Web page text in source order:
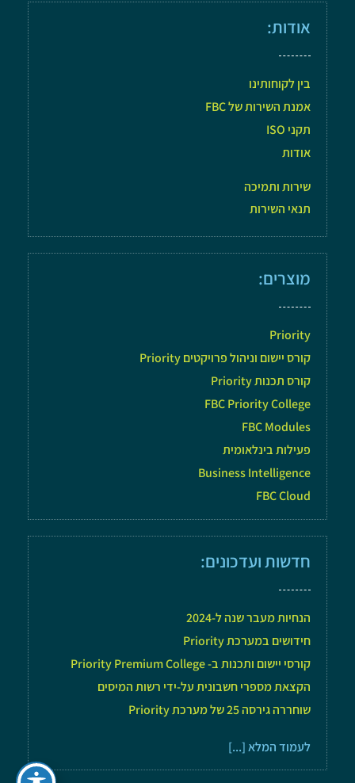
אודות:
בין לקוחותינו
אמנת השירות של FBC
תקני ISO
אודות
שירות ותמיכה
תנאי השירות
מוצרים:
Priority
קורס יישום וניהול פרויקטים Priority
קורס תכנות Priority
FBC Priority College
FBC Modules
פעילות בינלאומית
Business Intelligence
FBC Cloud
חדשות ועדכונים:
הנחיות מעבר שנה ל-2024
חידושים במערכת Priority
קורסי יישום ותכנות ב- Priority Premium College
הקצאת מספרי חשבונית על-ידי רשות המיסים
שוחררה גירסה 25 של מערכת Priority
לעמוד המלא [...]